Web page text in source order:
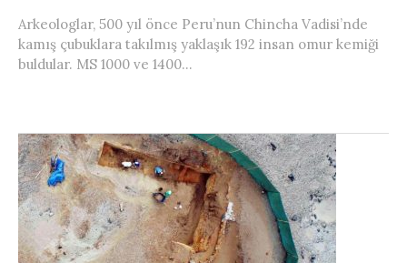
Arkeologlar, 500 yıl önce Peru’nun Chincha Vadisi’nde
kamış çubuklara takılmış yaklaşık 192 insan omur kemiği
buldular. MS 1000 ve 1400...